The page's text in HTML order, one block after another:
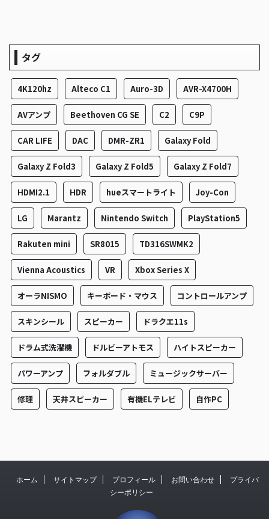
タグ
4K120hz Alteco C1 Auro-3D AVR-X4700H
AVアンプ Beethoven CG SE C2 C9P
CAR LIFE DAC DMR-ZR1 Galaxy Fold
Galaxy Z Fold3 Galaxy Z Fold5 Galaxy Z Fold7
HDMI2.1 HDR hueスマートライト Joy-Con
LG Marantz Nintendo Switch PlayStation5
Rakuten mini SR8015 TD316SWMK2
Vienna Acoustics VR Xbox Series X
オーラNISMO キーボード・マウス コントロールアンプ
スキンシール スピーカー ドラクエ11s
ドラム式洗濯機 ドルビーアトモス ハイトスピーカー
パワーアンプ フォルダブル ミュージックサーバー
修理 天井スピーカー 有機ELテレビ 自作PC
ホーム サイトマップ プロフィール お問い合わせ
プライバ
シーポリシー